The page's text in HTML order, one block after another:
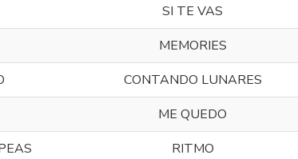
SI TE VAS
MEMORIES
CONTANDO LUNARES
ME QUEDO
RITMO